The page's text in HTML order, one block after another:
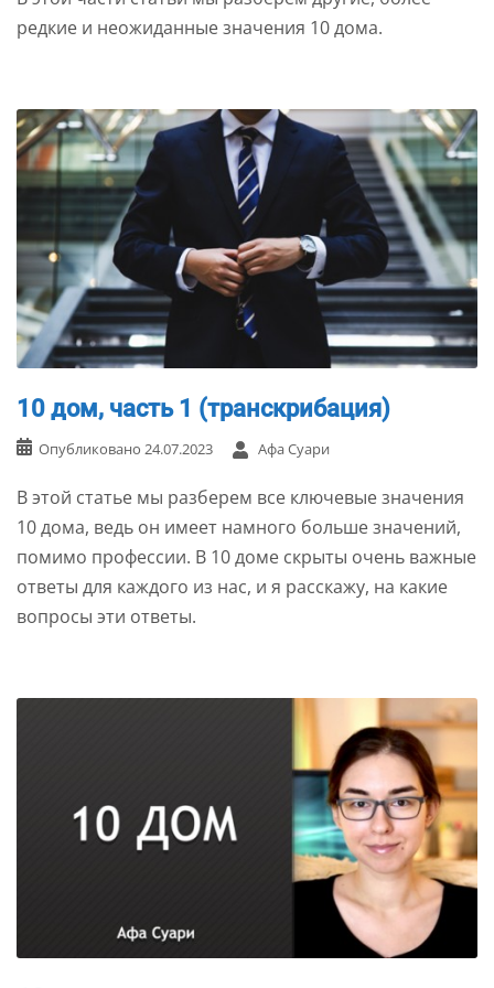
редкие и неожиданные значения 10 дома.
10 дом, часть 1 (транскрибация)
Опубликовано 24.07.2023 Афа Суари
В этой статье мы разберем все ключевые значения
10 дома, ведь он имеет намного больше значений,
помимо профессии. В 10 доме скрыты очень важные
ответы для каждого из нас, и я расскажу, на какие
вопросы эти ответы.